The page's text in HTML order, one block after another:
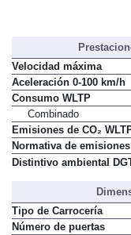
Velocidad máxima
Aceleración 0-100 km/h
Consumo WLTP
Combinado
Emisiones de CO₂
Normativa de emisiones
Distintivo ambiental
Tipo de Carrocería
Número de puertas